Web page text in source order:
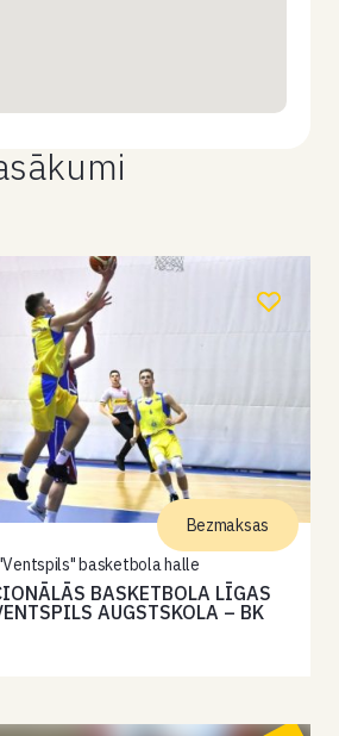
basketbola halle
BASKETBOLA LĪGAS
AUGSTSKOLA – BK
Bezmaksas